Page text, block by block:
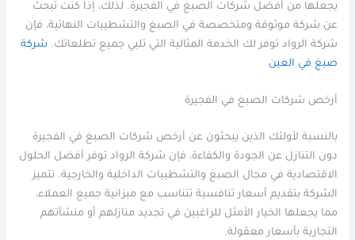
يجعلها من أفضل شركات الصبغ في الفجيرة. لذلك، إذا كنت تبحث
عن شركة موثوقة ومتخصصة في الصبغ والتشطيبات النهائية، فإن
شركة الرواد توفر لك الخدمة المثالية التي تلبي جميع تطلعاتك. شركة
صبغ في العين
أرخص شركات الصبغ في الفجيرة
بالنسبة لأولئك الذين يبحثون عن أرخص شركات الصبغ في الفجيرة
دون التنازل عن الجودة والكفاءة، فإن شركة الرواد توفر أفضل الحلول
الاقتصادية في مجال الصبغ والتشطيبات الداخلية والخارجية. تتميز
الشركة بتقديم أسعار تنافسية تتناسب مع ميزانية جميع العملاء،
مما يجعلها الخيار الأمثل للراغبين في تجديد منازلهم أو منشآتهم
التجارية بأسعار معقولة.